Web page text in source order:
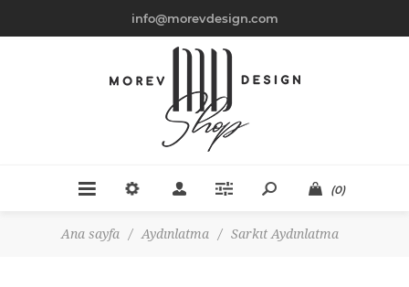
info@morevdesign.com
(0)
Ana sayfa / Aydınlatma / Sarkıt Aydınlatma